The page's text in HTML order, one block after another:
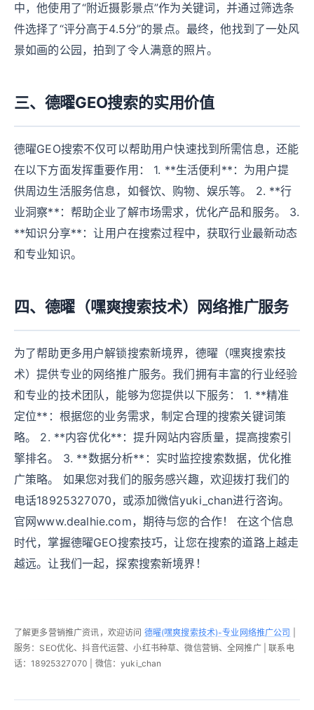
中，他使用了“附近摄影景点”作为关键词，并通过筛选条
件选择了“评分高于4.5分”的景点。最终，他找到了一处风
景如画的公园，拍到了令人满意的照片。
三、德曜GEO搜索的实用价值
德曜GEO搜索不仅可以帮助用户快速找到所需信息，还能
在以下方面发挥重要作用： 1. **生活便利**：为用户提
供周边生活服务信息，如餐饮、购物、娱乐等。 2. **行
业洞察**：帮助企业了解市场需求，优化产品和服务。 3.
**知识分享**：让用户在搜索过程中，获取行业最新动态
和专业知识。
四、德曜（嘿爽搜索技术）网络推广服务
为了帮助更多用户解锁搜索新境界，德曜（嘿爽搜索技
术）提供专业的网络推广服务。我们拥有丰富的行业经验
和专业的技术团队，能够为您提供以下服务： 1. **精准
定位**：根据您的业务需求，制定合理的搜索关键词策
略。 2. **内容优化**：提升网站内容质量，提高搜索引
擎排名。 3. **数据分析**：实时监控搜索数据，优化推
广策略。 如果您对我们的服务感兴趣，欢迎拨打我们的
电话18925327070，或添加微信yuki_chan进行咨询。
官网www.dealhie.com，期待与您的合作！ 在这个信息
时代，掌握德曜GEO搜索技巧，让您在搜索的道路上越走
越远。让我们一起，探索搜索新境界！
了解更多营销推广资讯，欢迎访问 德曜(嘿爽搜索技术)-专业网络推广公司
服务：SEO优化、抖音代运营、小红书种草、微信营销、全网推广 | 联系电
话：18925327070 | 微信：yuki_chan